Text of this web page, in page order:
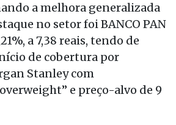
a melhora generalizada
no setor foi BANCO PAN
a 7,38 reais, tendo de
de cobertura por
Stanley com
e preço-alvo de 9